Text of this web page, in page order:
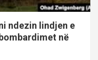
ndezin lindjen e
në